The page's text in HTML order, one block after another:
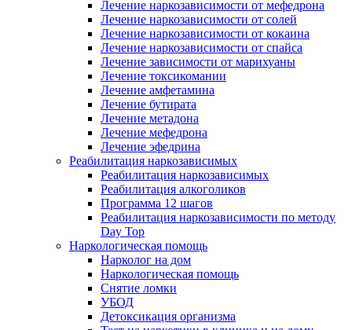
Лечение наркозависимости от мефедрона
Лечение наркозависимости от солей
Лечение наркозависимости от кокаина
Лечение наркозависимости от спайса
Лечение зависимости от марихуаны
Лечение токсикомании
Лечение амфетамина
Лечение бутирата
Лечение метадона
Лечение мефедрона
Лечение эфедрина
Реабилитация наркозависимых
Реабилитация наркозависимых
Реабилитация алкоголиков
Программа 12 шагов
Реабилитация наркозависимости по методу
Day Top
Наркологическая помощь
Нарколог на дом
Наркологическая помощь
Снятие ломки
УБОД
Детоксикация организма